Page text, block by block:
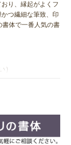
す。
った素材の柔らか
鑑の素材として十
り、縁起がよくフ
つ繊細な筆致、印
書体で一番人気の書
）
、独自の作風で文
ザインが特徴で
あり上品な印象で